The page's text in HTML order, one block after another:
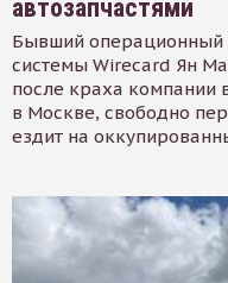
автозапчастями
Бывший операционный
системы Wirecard Ян
после краха компании
в Москве, свободно
ездит на